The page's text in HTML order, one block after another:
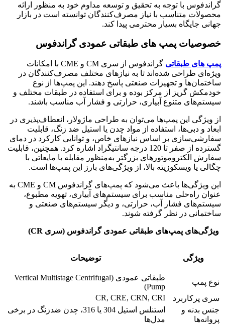
گراندفوس با توجه به تحقیق و توسعه مداوم خود به منظور ارائه
محصولات متناسب با نیاز مصرف‌کنندگان توانسته است در بازار
جهانی جایگاه بسیار محترمی پیدا کند.
خصوصیات پمپ های طبقاتی عمودی گراندفوس
پمپ های طبقاتی
گراندفوس از سری CM و CME با امکانات
ویژه‌ای طراحی شده‌اند تا به نیازهای مختلف مصرف‌کنندگان در
ساختمان‌ها و تجهیزات صنعتی پاسخ دهند. این پمپ‌ها از نوع
خودمکش گریز از مرکز بوده و برای استفاده در طبقات مختلف و
سیستم‌های متنوع آبیاری، حرارتی و فشار آب مناسب باشند.
از ویژگی‌ این پمپ‌ها می‌توان به طراحی ماژولار، انعطاف‌پذیری در
ابعاد و دبی‌ها، استفاده از مواد چدن یا استیل ضد زنگ، قابلیت
سفارشی‌سازی بر اساس نیازهای خاص، و توانایی کارکرد در دمای
گسترده از صفر تا 120 درجه سانتیگراد اشاره کرد. همچنین، قابلیت
سفارش الکتروموتورهای بزرگتر به‌منظور مقابله با مایعاتی با
چگالی یا ویسکوزیته بالا، از ویژگی‌های بارز این پمپ‌ها است.
این ویژگی‌ها باعث می‌شود که پمپ‌های گراندفوس CM و CME به
عنوان راه‌حلی مناسب برای سیستم‌های آبیاری، تهویه مطبوع،
سیستم‌های فشار آب، حرارتی، و دیگر سیستم‌های صنعتی و
ساختمانی در نظر گرفته شوند.
ویژگی‌های پمپ‌های طبقاتی عمودی گراندفوس (سری
ویژگی توضیحات
نوع پمپ
طبقاتی عمودی (Vertical Multistage Centrifugal
Pump)
سری‌ پرکاربرد
CR, CRE, CRN, CRI
جنس بدنه و
پروانه‌ها
استنلس استیل 304 یا 316، چدن ضدزنگ در برخی
مدل‌ها